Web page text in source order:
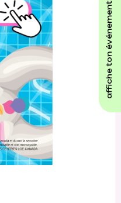
affiche ton événement